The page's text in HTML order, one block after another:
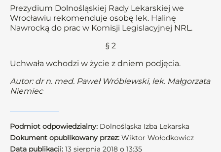
Prezydium Dolnośląskiej Rady Lekarskiej we
Wrocławiu rekomenduje osobę lek. Halinę
Nawrocką do prac w Komisji Legislacyjnej NRL.
§ 2
Uchwała wchodzi w życie z dniem podjęcia.
Autor: dr n. med. Paweł Wróblewski, lek. Małgorzata
Niemiec
Podmiot odpowiedzialny: Dolnośląska Izba Lekarska
Dokument opublikowany przez: Wiktor Wołodkowicz
Data publikacji: 13 sierpnia 2018 o 13:35